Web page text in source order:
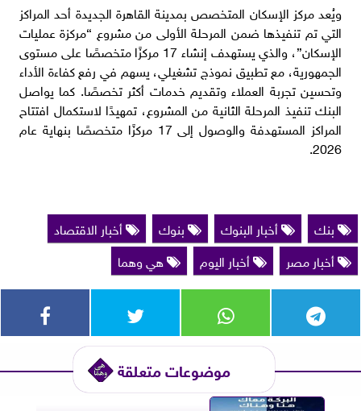
ويُعد مركز الإسكان المتخصص بمدينة القاهرة الجديدة أحد المراكز
التي تم تنفيذها ضمن المرحلة الأولى من مشروع “مركزة عمليات
الإسكان”، والذي يستهدف إنشاء 17 مركزًا متخصصًا على مستوى
الجمهورية، مع تطبيق نموذج تشغيلي، يسهم في رفع كفاءة الأداء
وتحسين تجربة العملاء وتقديم خدمات أكثر تخصصًا. كما يواصل
البنك تنفيذ المرحلة الثانية من المشروع، تمهيدًا لاستكمال افتتاح
المراكز المستهدفة والوصول إلى 17 مركزًا متخصصًا بنهاية عام
2026.
بنك أخبار البنوك بنوك
أخبار الاقتصاد
أخبار مصر
أخبار اليوم هي وهما
موضوعات متعلقة